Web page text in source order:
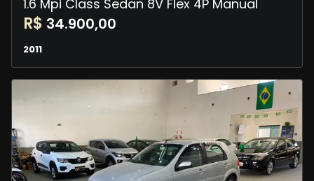
1.6 Mpi Class Sedan 8V Flex 4P Manual
R$ 34.900,00
2011